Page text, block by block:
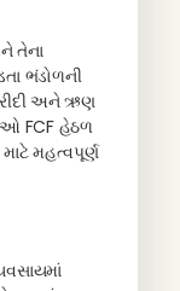
તેના
ભંડોળની
અને ઋણ
FCF હેઠળ
મહત્વપૂર્ણ